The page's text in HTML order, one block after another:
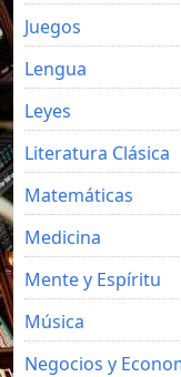
Juegos
Lengua
Leyes
Literatura Clásica
Matemáticas
Medicina
Mente y Espíritu
Música
Negocios y